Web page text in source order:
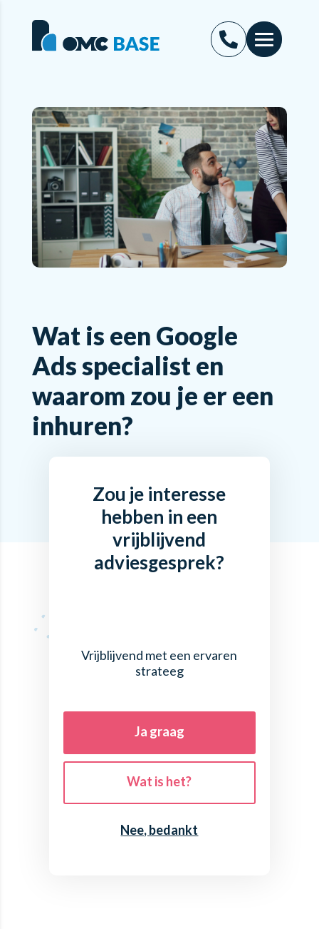
Wat is een Google
Ads specialist en
waarom zou je er een
inhuren?
Zou je interesse
hebben in een
vrijblijvend
adviesgesprek?
Vrijblijvend met een ervaren
strateeg
Ja graag
Wat is het?
Nee, bedankt